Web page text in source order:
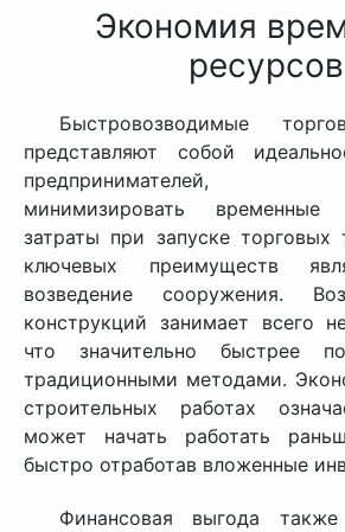
Экономия
ресурсов
Быстровозводимые
представляют собой
предпринимателей,
минимизировать
затраты при запуске
ключевых преимуществ
возведение сооружения.
конструкций занимает всего
что значительно быстрее
традиционными методами.
строительных работах
может начать работать
быстро отработав вложенные
Финансовая выгода